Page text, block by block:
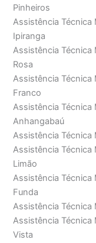
Pinheiros
Assistência Técnica
Ipiranga
Assistência Técnica
Rosa
Assistência Técnica
Franco
Assistência Técnica
Anhangabaú
Assistência Técnica
Assistência Técnica
Limão
Assistência Técnica
Funda
Assistência Técnica
Assistência Técnica
Vista